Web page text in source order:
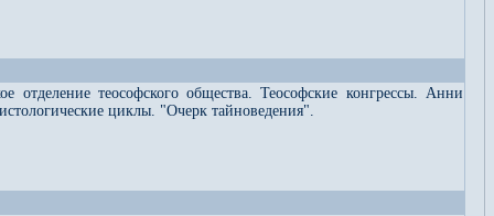
теософского общества. Теософские конгрессы. Анни
циклы. "Очерк тайноведения".